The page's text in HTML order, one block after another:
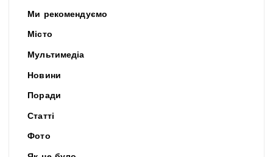
Ми рекомендуємо
Місто
Мультимедіа
Новини
Поради
Статті
Фото